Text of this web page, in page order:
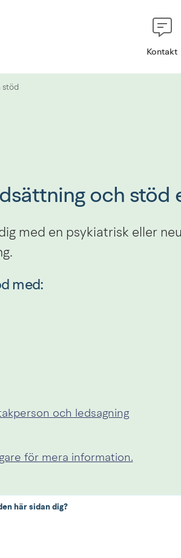
Kontakt
stöd
och stöd
med en psykiatrisk eller
med:
och ledsagning
för mera information.
här sidan dig?